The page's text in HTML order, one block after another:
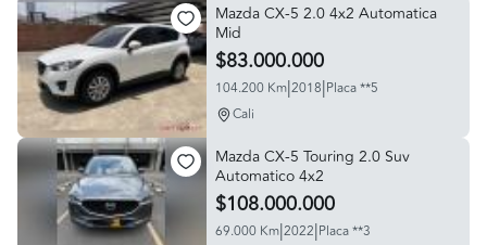
Mazda CX-5 2.0 4x2 Automatica
Mid
$83.000.000
104.200 Km|2018|Placa **5
Cali
Mazda CX-5 Touring 2.0 Suv
Automatico 4x2
$108.000.000
69.000 Km|2022|Placa **3